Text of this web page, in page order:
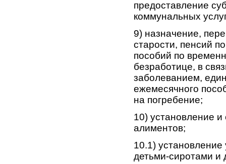
предоставление
коммунальных
9) назначение,
старости, пенсий
пособий по
безработице, в
заболеванием,
ежемесячного
на погребение;
10) установление
алиментов;
10.1) установление
детьми-сиротами и